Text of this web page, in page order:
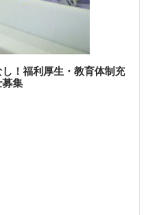
し！福利厚生・教育体制充
募集